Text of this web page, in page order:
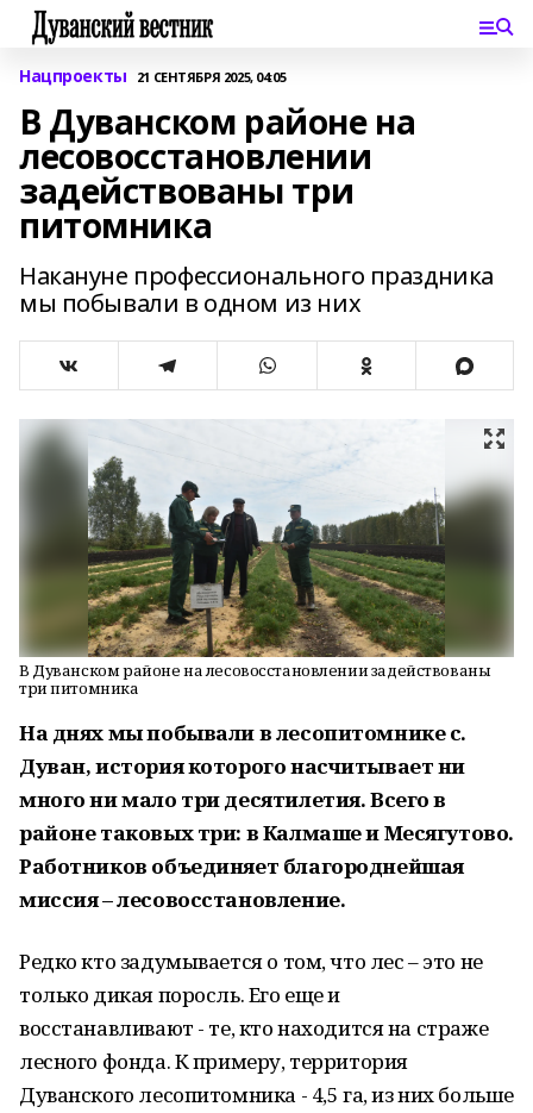
Нацпроекты 21 СЕНТЯБРЯ 2025, 04:05
В Дуванском районе на
лесовосстановлении
задействованы три
питомника
Накануне профессионального праздника
мы побывали в одном из них
В Дуванском районе на лесовосстановлении задействованы
три питомника
На днях мы побывали в лесопитомнике с.
Дуван, история которого насчитывает ни
много ни мало три десятилетия. Всего в
районе таковых три: в Калмаше и Месягутово.
Работников объединяет благороднейшая
миссия – лесовосстановление.
Редко кто задумывается о том, что лес – это не
только дикая поросль. Его еще и
восстанавливают - те, кто находится на страже
лесного фонда. К примеру, территория
Дуванского лесопитомника - 4,5 га, из них больше